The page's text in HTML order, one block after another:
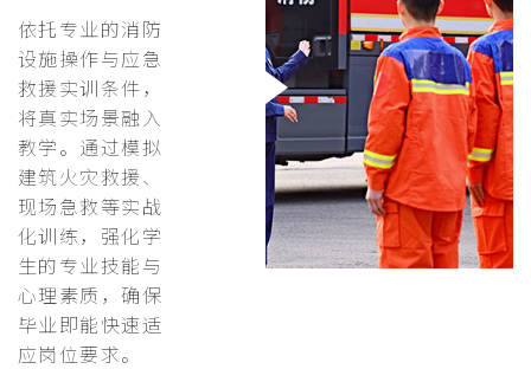
依托专业的消防
设施操作与应急
救援实训条件，
将真实场景融入
教学。通过模拟
建筑火灾救援、
现场急救等实战
化训练，强化学
生的专业技能与
心理素质，确保
毕业即能快速适
应岗位要求。